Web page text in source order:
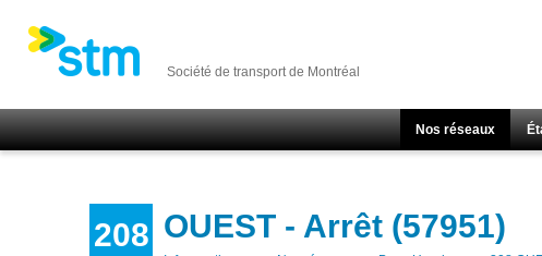
Société de transport de Montréal
Nos réseaux
208 OUEST - Arrêt (57951)